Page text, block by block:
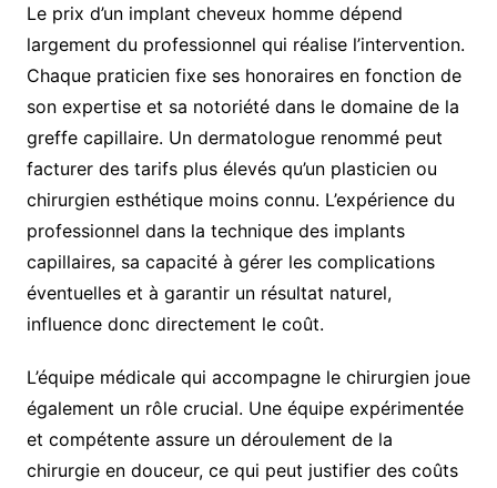
Le prix d’un implant cheveux homme dépend
largement du professionnel qui réalise l’intervention.
Chaque praticien fixe ses honoraires en fonction de
son expertise et sa notoriété dans le domaine de la
greffe capillaire. Un dermatologue renommé peut
facturer des tarifs plus élevés qu’un plasticien ou
chirurgien esthétique moins connu. L’expérience du
professionnel dans la technique des implants
capillaires, sa capacité à gérer les complications
éventuelles et à garantir un résultat naturel,
influence donc directement le coût.
L’équipe médicale qui accompagne le chirurgien joue
également un rôle crucial. Une équipe expérimentée
et compétente assure un déroulement de la
chirurgie en douceur, ce qui peut justifier des coûts